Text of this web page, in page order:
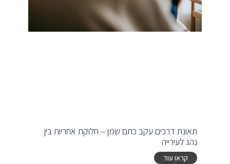
תאונת דרכים עקב כתם שמן – חלוקת אחריות בין
נהג לעירייה
קראו עוד